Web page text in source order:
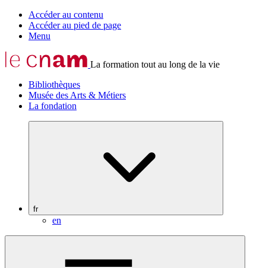
Accéder au contenu
Accéder au pied de page
Menu
La formation tout au long de la vie
Bibliothèques
Musée des Arts & Métiers
La fondation
fr
en